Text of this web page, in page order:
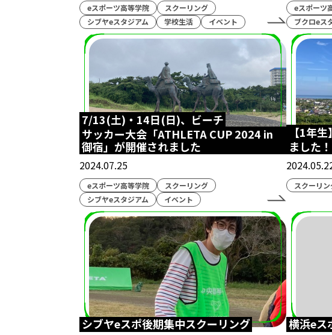
Arneb
生徒インタビュー
テキサスクリスチャン大学
e
eスポーツ交流
LoL
入間市
ボランテ
九州
博多駅 福岡 博
アラジン
劇 クリエイター
高校生大会
アイケア クマ
eスポーツ高等学院博多校
地理ゲーム部
ケアトレーニング
ハイスクールeスポーツラ
シブヤeスタジアム
ブクロe
Shadowverse
eスポーツ高等学院
スクーリング
シブヤeスタジアム
学校生活 イベント
eスポーツ
ブクロeス
7/13(土)・14日(日)、ビーチ
サッカー大会「ATHLETA CUP 2024 in
御宿」が開催されました
2024.07.25
eスポーツ高等学院
スクーリング
シブヤeスタジアム
イベント
【1年
ました！
スクーリ
シブヤeスポ後期集中スクーリング 横浜eス